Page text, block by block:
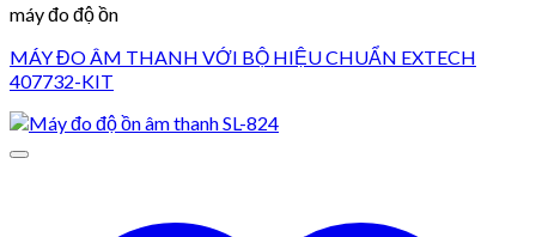
máy đo độ ồn
MÁY ĐO ÂM THANH VỚI BỘ HIỆU CHUẨN EXTECH
407732-KIT